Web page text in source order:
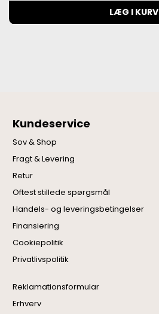
LÆG I KURV
Kundeservice
Sov & Shop
Fragt & Levering
Retur
Oftest stillede spørgsmål
Handels- og leveringsbetingelser
Finansiering
Cookiepolitik
Privatlivspolitik
Reklamationsformular
Erhverv